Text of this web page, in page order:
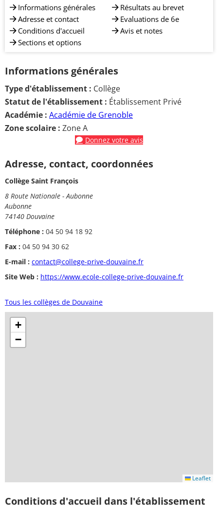
Informations générales
Adresse et contact
Conditions d'accueil
Sections et options
Résultats au brevet
Evaluations de 6e
Avis et notes
Informations générales
Type d'établissement : Collège
Statut de l'établissement : Établissement Privé
Académie : Académie de Grenoble
Zone scolaire : Zone A
Donnez votre avis
Adresse, contact, coordonnées
Collège Saint François
8 Route Nationale - Aubonne
Aubonne
74140 Douvaine
Téléphone : 04 50 94 18 92
Fax : 04 50 94 30 62
E-mail : contact@college-prive-douvaine.fr
Site Web : https://www.ecole-college-prive-douvaine.fr
Tous les collèges de Douvaine
+
−
Leaflet
Conditions d'accueil dans l'établissement